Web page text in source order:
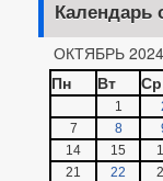
Календарь
ОКТЯБРЬ 2024
Пн
Вт Ср
1
7
8
14
15
21
22